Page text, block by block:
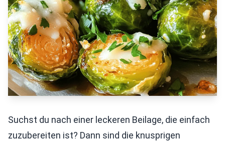
Suchst du nach einer leckeren Beilage, die einfach
zuzubereiten ist? Dann sind die knusprigen